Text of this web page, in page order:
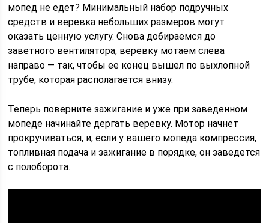
мопед не едет? Минимальный набор подручных
средств и веревка небольших размеров могут
оказать ценную услугу. Снова добираемся до
заветного вентилятора, веревку мотаем слева
направо — так, чтобы ее конец вышел по выхлопной
трубе, которая располагается внизу.
Теперь поверните зажигание и уже при заведенном
мопеде начинайте дергать веревку. Мотор начнет
прокручиваться, и, если у вашего мопеда компрессия,
топливная подача и зажигание в порядке, он заведется
с полоборота.